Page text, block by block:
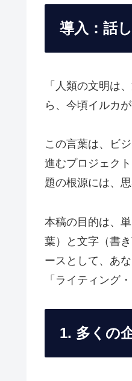
導入：話
「人類の文明は
ら、今頃イルカ
この言葉は、ビ
進むプロジェク
題の根源には、
本稿の目的は、
葉）と文字（書
ースとして、あ
「ライティング
1. 多くの